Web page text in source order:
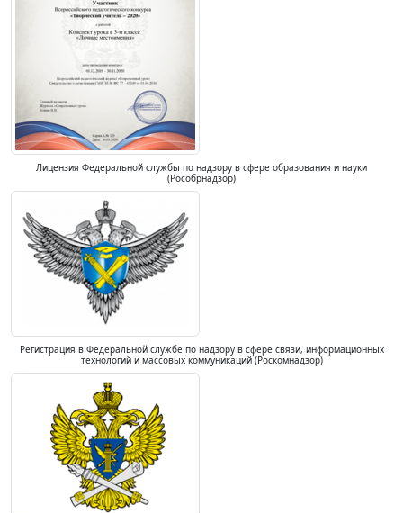
Лицензия Федеральной службы по надзору в сфере образования и науки
(Рособрнадзор)
Регистрация в Федеральной службе по надзору в сфере связи, информационных
технологий и массовых коммуникаций (Роскомнадзор)